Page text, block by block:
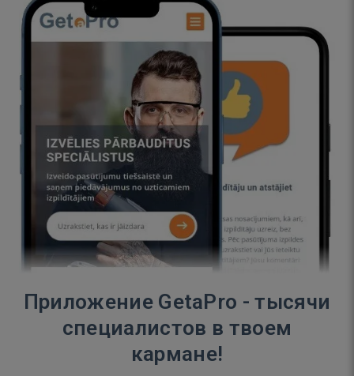
Приложение GetaPro - тысячи
специалистов в твоем
кармане!